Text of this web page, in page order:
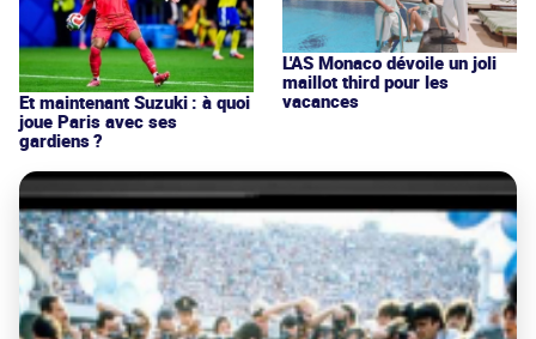
Et maintenant Suzuki : à quoi
joue Paris avec ses
gardiens ?
L'AS Monaco dévoile un joli
maillot third pour les
vacances